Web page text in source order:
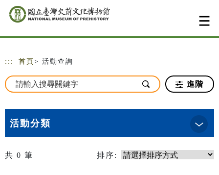
跳到主要內容
網站導覽
::: 首頁 > 活動查詢
進階
活動分類
共 0 筆 排序: